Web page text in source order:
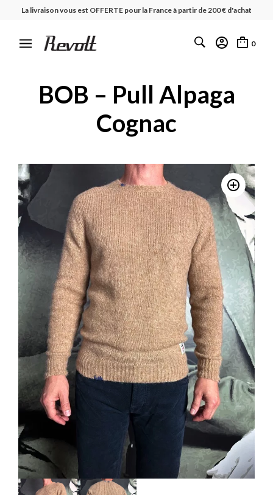
La livraison vous est OFFERTE pour la France à partir de 200 € d'achat
0
BOB – Pull Alpaga
Cognac